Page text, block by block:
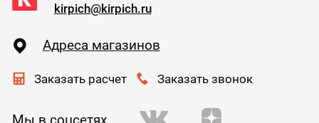
kirpich@kirpich.ru
Адреса магазинов
Заказать расчет Заказать звонок
Мы в соцсетях